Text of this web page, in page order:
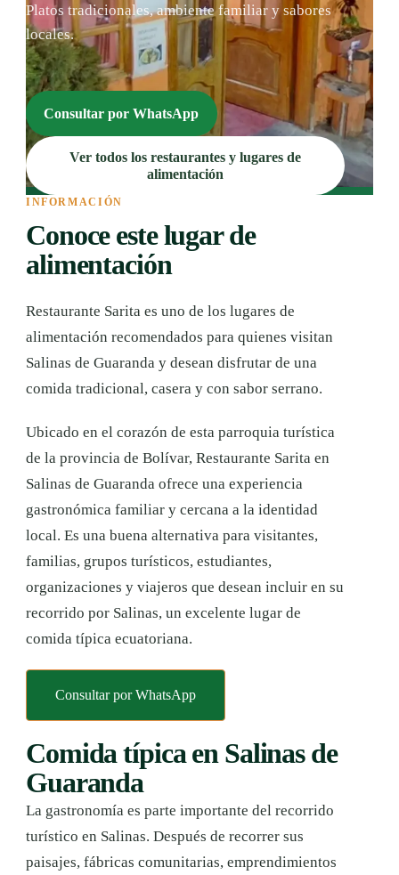
Platos tradicionales, ambiente familiar y sabores
locales.
Consultar por WhatsApp
Ver todos los restaurantes y lugares de
alimentación
INFORMACIÓN
Conoce este lugar de
alimentación
Restaurante Sarita es uno de los lugares de
alimentación recomendados para quienes visitan
Salinas de Guaranda y desean disfrutar de una
comida tradicional, casera y con sabor serrano.
Ubicado en el corazón de esta parroquia turística
de la provincia de Bolívar, Restaurante Sarita en
Salinas de Guaranda ofrece una experiencia
gastronómica familiar y cercana a la identidad
local. Es una buena alternativa para visitantes,
familias, grupos turísticos, estudiantes,
organizaciones y viajeros que desean incluir en su
recorrido por Salinas, un excelente lugar de
comida típica ecuatoriana.
Consultar por WhatsApp
Comida típica en Salinas de
Guaranda
La gastronomía es parte importante del recorrido
turístico en Salinas. Después de recorrer sus
paisajes, fábricas comunitarias, emprendimientos